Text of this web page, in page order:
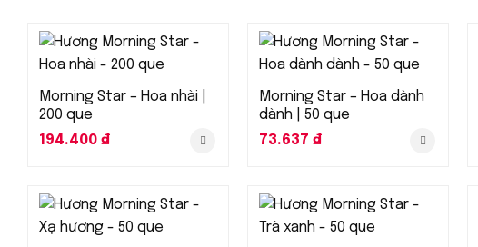
Morning Star – Hoa nhài |
200 que
194.400 ₫
Morning Star – Hoa dành
dành | 50 que
73.637 ₫